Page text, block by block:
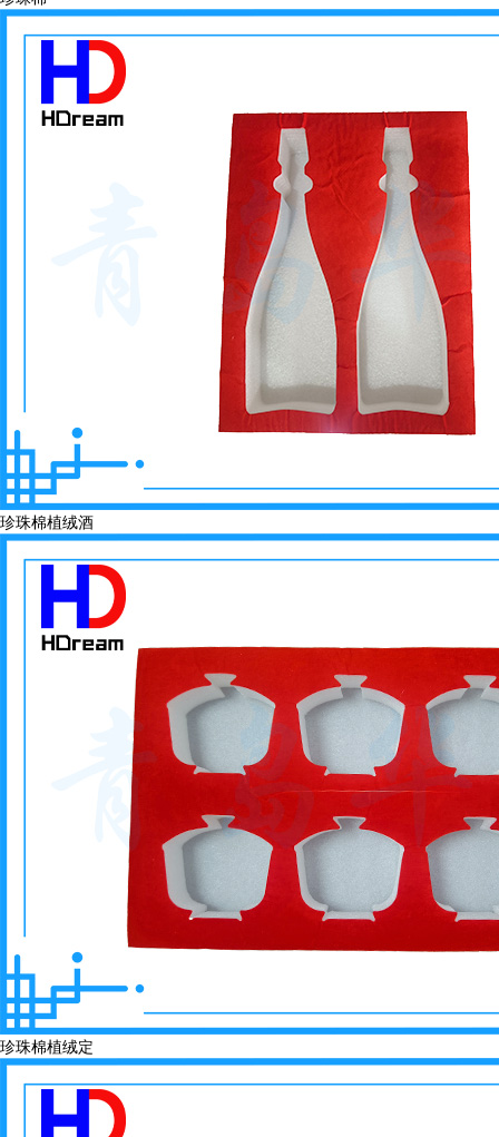
珍珠棉植绒酒
珍珠棉植绒定